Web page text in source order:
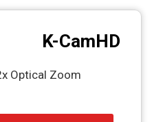
K-CamHD
Optical Zoom